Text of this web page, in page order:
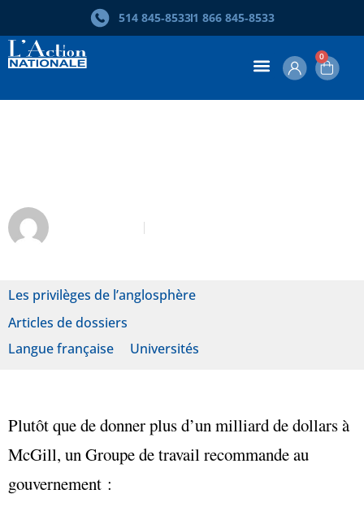
514 845‑85331 866 845‑8533
0
Les privilèges de l’anglosphère
Articles de dossiers
Langue française
Universités
Plutôt que de donner plus d’un milliard de dollars à
McGill, un Groupe de travail recommande au
gouvernement :